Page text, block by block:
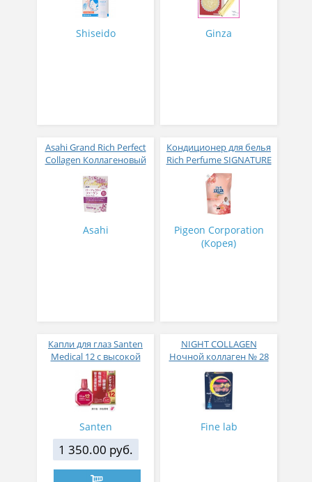
Shiseido Ginza
Asahi Grand Rich Perfect
Collagen Коллагеновый
плацентой и
изофлавонами сои 228
гр
Asahi
Кондиционер для белья
Rich Perfume SIGNATURE
парфюмированный
супер-концентрат с
ароматом Фиеста 1,6 л
Pigeon Corporation
(Корея)
Капли для глаз Santen
Medical 12 с высокой
концентрацией
активных компонентов
12 мл
Santen
1 350.00 руб.
NIGHT COLLAGEN
Ночной коллаген № 28
Fine lab